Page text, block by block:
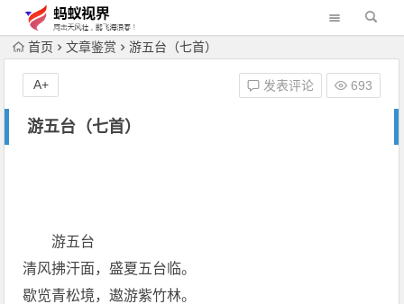
首页 文章鉴赏 游五台（七首）
游五台（七首）
发表评论 693
A+
游五台
清风拂汗面，盛夏五台临。
歇览青松境，遨游紫竹林。